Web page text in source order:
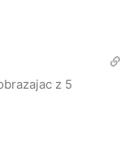
trafiła do syna
z 5